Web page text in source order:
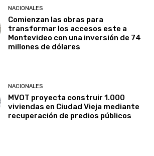
NACIONALES
Comienzan las obras para
transformar los accesos este a
Montevideo con una inversión de 74
millones de dólares
NACIONALES
MVOT proyecta construir 1.000
viviendas en Ciudad Vieja mediante
recuperación de predios públicos